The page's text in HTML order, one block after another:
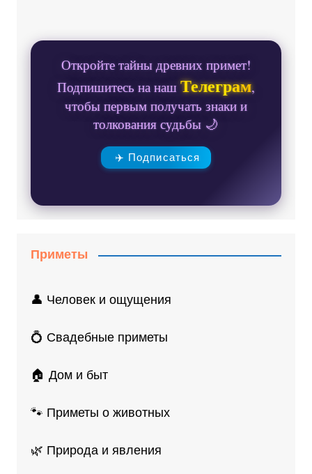
Откройте тайны древних примет!
Подпишитесь на нашТелеграм,
чтобы первым получать знаки и
толкования судьбы 🌙
✈️ Подписаться
Приметы
👤 Человек и ощущения
💍 Свадебные приметы
🏠 Дом и быт
🐾 Приметы о животных
🌿 Природа и явления